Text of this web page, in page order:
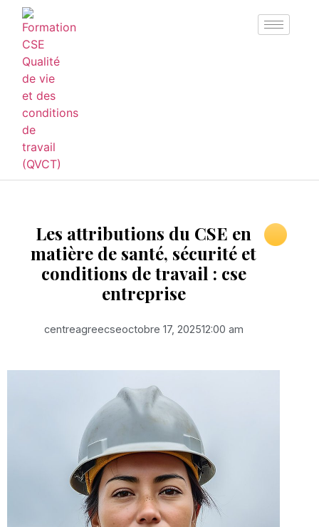
Les attributions du CSE en
matière de santé, sécurité et
conditions de travail : cse
entreprise
centreagreecseoctobre 17, 202512:00 am